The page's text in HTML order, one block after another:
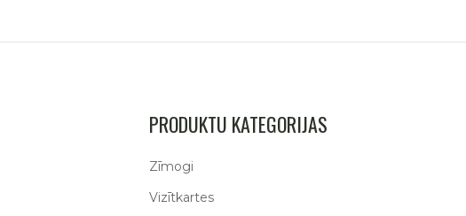
PRODUKTU KATEGORIJAS
Zīmogi
Vizītkartes